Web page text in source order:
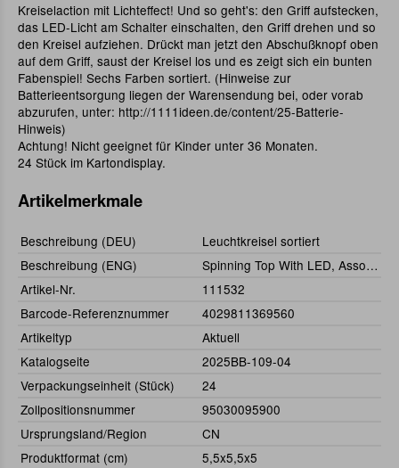
Kreiselaction mit Lichteffect! Und so geht's: den Griff aufstecken,
das LED-Licht am Schalter einschalten, den Griff drehen und so
den Kreisel aufziehen. Drückt man jetzt den Abschußknopf oben
auf dem Griff, saust der Kreisel los und es zeigt sich ein bunten
Fabenspiel! Sechs Farben sortiert. (Hinweise zur
Batterieentsorgung liegen der Warensendung bei, oder vorab
abzurufen, unter: http://1111ideen.de/content/25-Batterie-
Hinweis)
Achtung! Nicht geeignet für Kinder unter 36 Monaten.
24 Stück im Kartondisplay.
Artikelmerkmale
Beschreibung (DEU)
Leuchtkreisel sortiert
Beschreibung (ENG)
Spinning Top With LED, Assorted
Artikel-Nr.
111532
Barcode-Referenznummer
4029811369560
Artikeltyp
Aktuell
Katalogseite
2025BB-109-04
Verpackungseinheit (Stück)
24
Zollpositionsnummer
95030095900
Ursprungsland/Region
CN
Produktformat (cm)
5,5x5,5x5